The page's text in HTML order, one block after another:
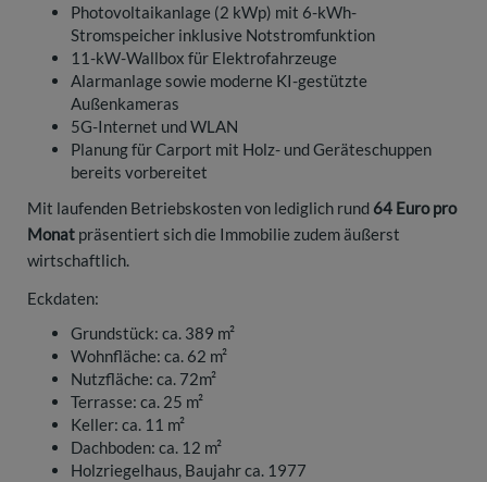
Photovoltaikanlage (2 kWp) mit 6-kWh-
Stromspeicher inklusive Notstromfunktion
11-kW-Wallbox für Elektrofahrzeuge
Alarmanlage sowie moderne KI-gestützte
Außenkameras
5G-Internet und WLAN
Planung für Carport mit Holz- und Geräteschuppen
bereits vorbereitet
Mit laufenden Betriebskosten von lediglich rund 64 Euro pro
Monat präsentiert sich die Immobilie zudem äußerst
wirtschaftlich.
Eckdaten:
Grundstück: ca. 389 m²
Wohnfläche: ca. 62 m²
Nutzfläche: ca. 72m²
Terrasse: ca. 25 m²
Keller: ca. 11 m²
Dachboden: ca. 12 m²
Holzriegelhaus, Baujahr ca. 1977